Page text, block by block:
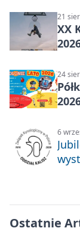
21
XX
24
6
Ostatnie